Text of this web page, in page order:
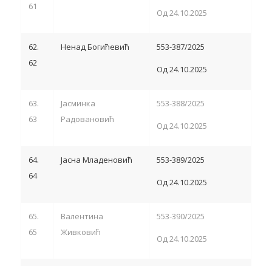
61
Од 24.10.2025
62.
62
Ненад Богићевић 553-387/2025
Од 24.10.2025
63.
63
Јасминка
Радовановић
553-388/2025
Од 24.10.2025
64.
64
Јасна Младеновић 553-389/2025
Од 24.10.2025
65.
65
Валентина
Живковић
553-390/2025
Од 24.10.2025